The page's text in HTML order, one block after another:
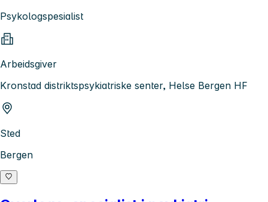
Psykologspesialist
Arbeidsgiver
Kronstad distriktspsykiatriske senter, Helse Bergen HF
Sted
Bergen